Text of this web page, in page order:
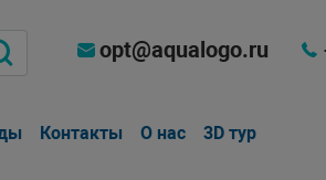
opt@aqualogo.ru
Контакты О нас 3D тур